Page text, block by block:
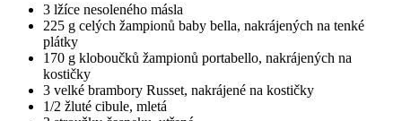
3 lžíce nesoleného másla
225 g celých žampionů baby bella, nakrájených na tenké
plátky
170 g kloboučků žampionů portabello, nakrájených na
kostičky
3 velké brambory Russet, nakrájené na kostičky
1/2 žluté cibule, mletá